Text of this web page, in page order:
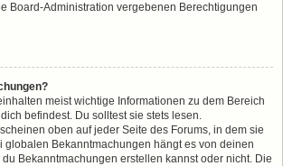
Board-Administration vergebenen Berechtigungen
meist wichtige Informationen zu dem Bereich
befindest. Du solltest sie stets lesen.
oben auf jeder Seite des Forums, in dem sie
globalen Bekanntmachungen hängt es von deinen
Bekanntmachungen erstellen kannst oder nicht. Die